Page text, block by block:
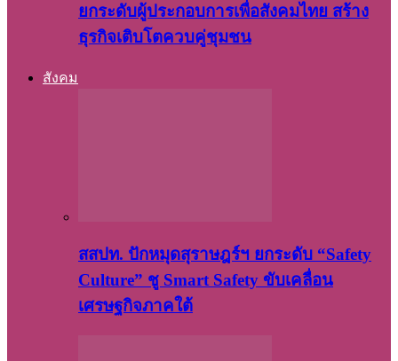
ยกระดับผู้ประกอบการเพื่อสังคมไทย สร้าง
ธุรกิจเติบโตควบคู่ชุมชน
สังคม
สสปท. ปักหมุดสุราษฎร์ฯ ยกระดับ “Safety
Culture” ชู Smart Safety ขับเคลื่อน
เศรษฐกิจภาคใต้